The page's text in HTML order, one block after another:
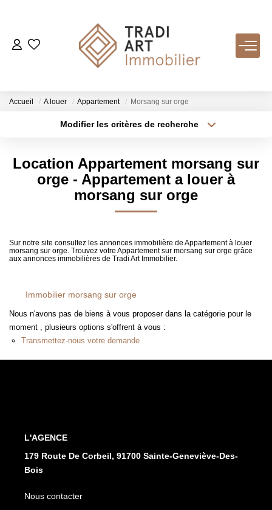
ACHETER
VENDRE
Nos Services
Biens Vendus
L'AGENCE
Accueil A louer Appartement Morsang sur orge
Modifier les critères de recherche
Type de bien
Surface min
Plus de critères
Location Appartement morsang sur
orge - Appartement a louer à
morsang sur orge
Sur notre site consultez les annonces immobilière de Appartement à louer
morsang sur orge. Trouvez votre Appartement sur morsang sur orge grâce
aux annonces immobilières de Tradi Art Immobilier.
Immobilier morsang sur orge
Nous n'avons pas de biens à vous proposer dans la catégorie pour le
moment , plusieurs options s'offrent à vous :
Transmettez-nous votre demande
L'AGENCE
179 Route De Corbeil, 91700 Sainte-Geneviève-Des-
Bois
Nous contacter